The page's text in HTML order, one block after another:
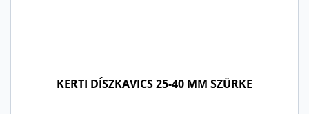
KERTI DÍSZKAVICS 25-40 MM SZÜRKE